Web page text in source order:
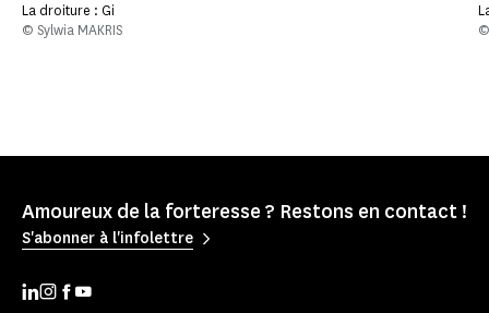
La droiture : Gi
© Sylwia MAKRIS
Amoureux de la forteresse ? Restons en contact !
S'abonner à l'infolettre